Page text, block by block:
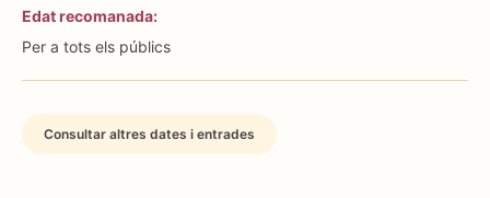
Edat recomanada:
Per a tots els públics
Consultar altres dates i entrades